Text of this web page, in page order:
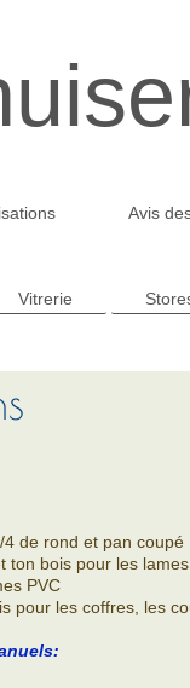
Avis
Vitrerie
de rond et pan coupé
ton bois pour les
PVC
pour les coffres, les